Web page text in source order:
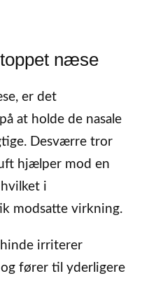
næse
er det
at holde de nasale
Desværre tror
hjælper mod en
i
modsatte virkning.
irriterer
fører til yderligere